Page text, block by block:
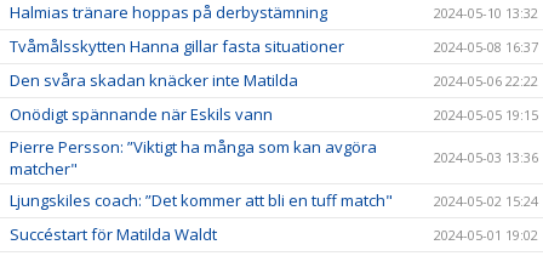
Halmias tränare hoppas på derbystämning 2024-05-10 13:32
Tvåmålsskytten Hanna gillar fasta situationer 2024-05-08 16:37
Den svåra skadan knäcker inte Matilda 2024-05-06 22:22
Onödigt spännande när Eskils vann 2024-05-05 19:15
Pierre Persson: ”Viktigt ha många som kan avgöra
matcher"
2024-05-03 13:36
Ljungskiles coach: ”Det kommer att bli en tuff match" 2024-05-02 15:24
Succéstart för Matilda Waldt 2024-05-01 19:02